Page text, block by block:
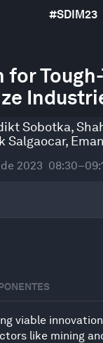
#SDIM23
Sobotka,
Salgaocar,
2023
viable
like mining